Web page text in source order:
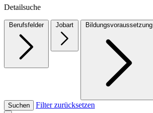
Detailsuche
Berufsfelder Jobart Bildungsvoraussetzung
Suchen Filter zurücksetzen